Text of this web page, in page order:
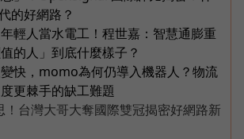
的好網路？
輕人當水電工！程世嘉：智慧通膨重
的人」到底什麼樣子？
快，momo為何仍導入機器人？物流
更棘手的缺工難題
！台灣大哥大奪國際雙冠揭密好網路新